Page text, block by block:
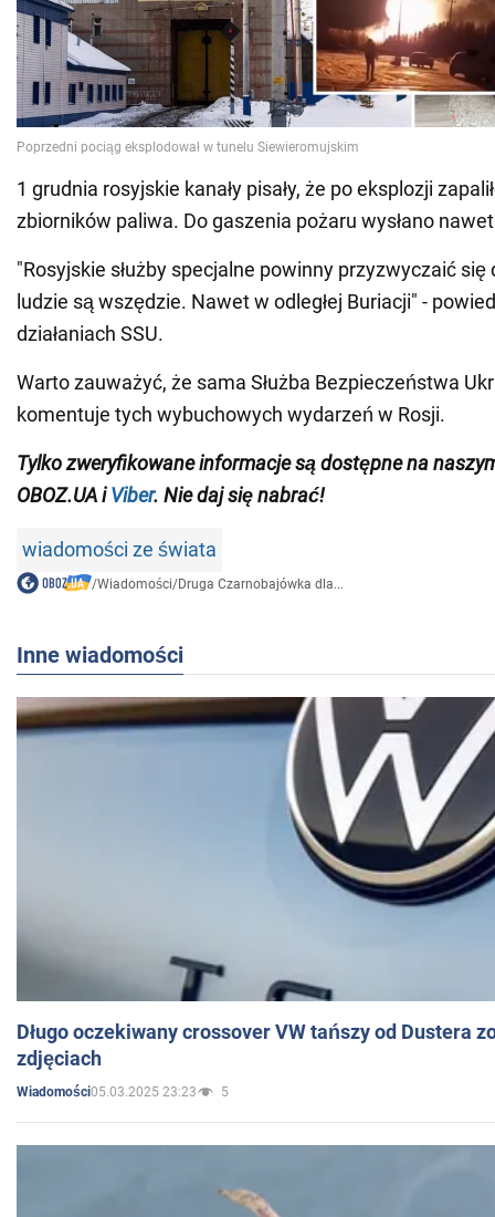
1 grudnia rosyjskie kanały pisały, że po eksplozji
zbiorników paliwa. Do gaszenia pożaru wysłano
"Rosyjskie służby specjalne powinny przyzwyczaić się
ludzie są wszędzie. Nawet w odległej Buriacji" -
działaniach SSU.
Warto zauważyć, że sama Służba Bezpieczeństwa
komentuje tych wybuchowych wydarzeń w Rosji.
Tylko zweryfikowane informacje są dostępne na
OBOZ.UA iViber. Nie daj się nabrać!
wiadomości ze świata
/Wiadomości/Druga Czarnobajówka dla...
Inne wiadomości
Długo oczekiwany crossover VW tańszy od Dustera
zdjęciach
Wiadomości05.03.2025 23:23 5